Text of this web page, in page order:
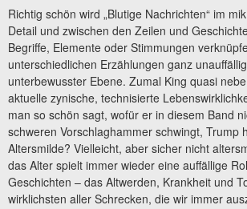
Richtig schön wird „Blutige Nachrichten“ im
Detail und zwischen den Zeilen und
Begriffe, Elemente oder Stimmungen
unterschiedlichen Erzählungen ganz
unterbewusster Ebene. Zumal King quasi
aktuelle zynische, technisierte
man so schön sagt, wofür er in diesem Band
schweren Vorschlaghammer schwingt, Trump
Altersmilde? Vielleicht, aber sicher nicht
das Alter spielt immer wieder eine auffällige
Geschichten – das Altwerden, Krankheit und
wirklichsten aller Schrecken, die wir immer